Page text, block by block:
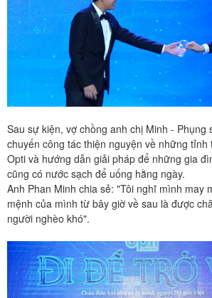
Sau sự kiện, vợ chồng anh chị Minh - Phụng
chuyến công tác thiện nguyện về những tỉnh
Opti và hướng dẫn giải pháp để những gia
cũng có nước sạch để uống hằng ngày.
Anh Phan Minh chia sẻ: "Tôi nghĩ mình may
mệnh của mình từ bây giờ về sau là được
người nghèo khó".